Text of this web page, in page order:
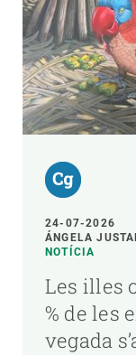
24-07-2026
ÁNGELA
NOTÍCIA
Les illes
% de les
vegada